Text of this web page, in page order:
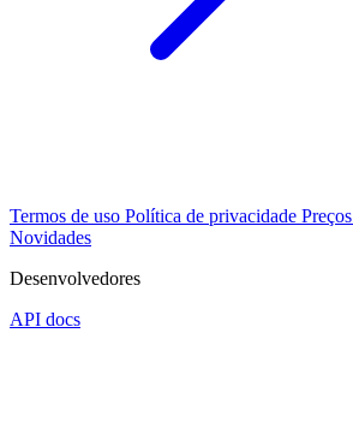
Termos de uso Política de privacidade Preços
Novidades
Desenvolvedores
API docs